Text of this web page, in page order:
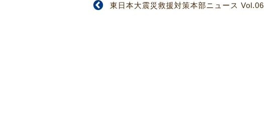
東日本大震災救援対策本部ニュース Vol.06